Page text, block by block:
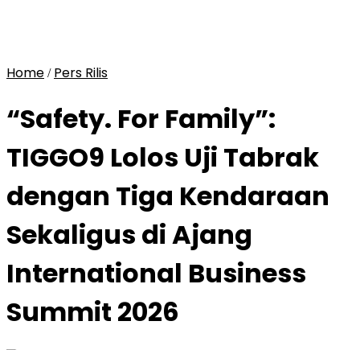
Home / Pers Rilis
“Safety. For Family”:
TIGGO9 Lolos Uji Tabrak
dengan Tiga Kendaraan
Sekaligus di Ajang
International Business
Summit 2026